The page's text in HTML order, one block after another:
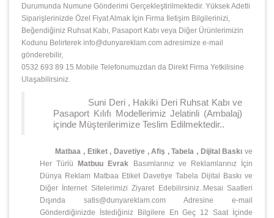
Durumunda Numune Gönderimi Gerçekleştirilmektedir. Yüksek Adetli
Siparişlerinizde Özel Fiyat Almak İçin Firma İletişim Bilgilerinizi,
Beğendiğiniz Ruhsat Kabı, Pasaport Kabı veya Diğer Ürünlerimizin
Kodunu Belirterek info@dunyareklam.com adresimize e-mail
gönderebilir,
0532 693 89 15 Mobile Telefonumuzdan da Direkt Firma Yetkilisine
Ulaşabilirsiniz.
Suni Deri , Hakiki Deri Ruhsat Kabı ve
Pasaport Kılıfı Modellerimiz Jelatinli (Ambalaj)
içinde Müşterilerimize Teslim Edilmektedir..
Matbaa , Etiket , Davetiye , Afiş , Tabela , Dijital Baskı ve
Her Türlü
Matbuu Evrak Basımlarınız ve Reklamlarınız İçin
Dünya Reklam Matbaa Etiket Davetiye Tabela Dijital Baskı ve
Diğer İnternet Sitelerimizi Ziyaret Edebilirsiniz..Mesai Saatleri
Dışında satis@dunyareklam.com Adresine e-mail
Gönderdiğinizde İstediğiniz Bilgilere En Geç 12 Saat İçinde